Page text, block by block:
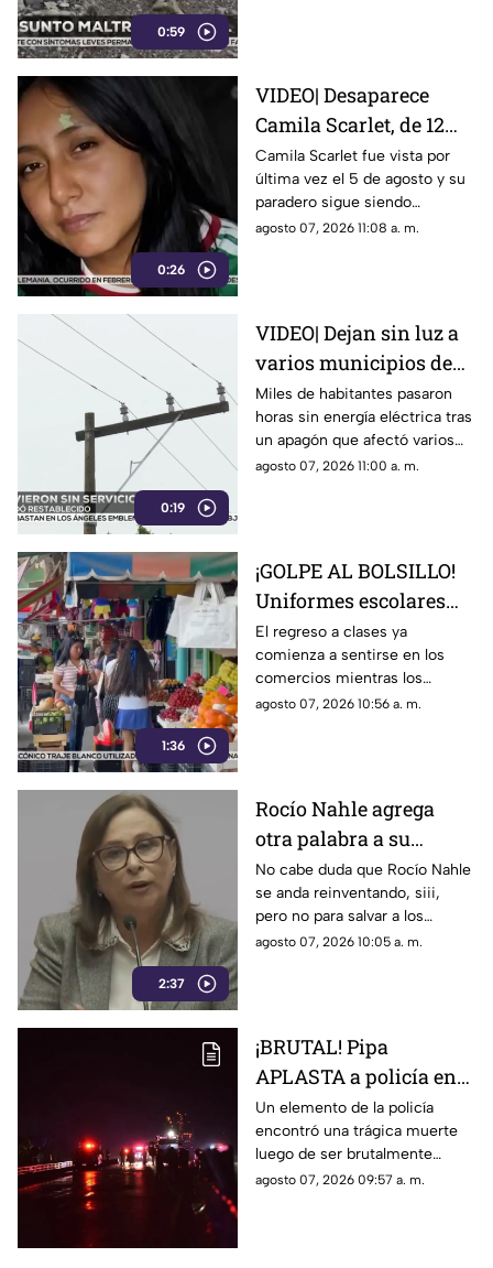
0:59
0:26
VIDEO| Desaparece
Camila Scarlet, de 12
años; activan búsqueda
urgente en Veracruz
Camila Scarlet fue vista por
última vez el 5 de agosto y su
paradero sigue siendo
desconocido. Autoridades
agosto 07, 2026 11:08 a. m.
0:19
VIDEO| Dejan sin luz a
varios municipios de
Veracruz; servicio fue
restablecido
Miles de habitantes pasaron
horas sin energía eléctrica tras
un apagón que afectó varios
municipios del sur de
agosto 07, 2026 11:00 a. m.
1:36
¡GOLPE AL BOLSILLO!
Uniformes escolares
suben de precio;
comerciantes esperan
salvar sus ventas con
el regreso a clases en
El regreso a clases ya
comienza a sentirse en los
comercios mientras los
precios de los uniformes
agosto 07, 2026 10:56 a. m.
2:37
Rocío Nahle agrega
otra palabra a su
vocabulario de escape;
además del 'NO SÉ' ya
estrenó el 'CUÁLES'
No cabe duda que Rocío Nahle
se anda reinventando, siii,
pero no para salvar a los
veracruzanos, sino para seguir
agosto 07, 2026 10:05 a. m.
¡BRUTAL! Pipa
APLASTA a policía en
autopista de Veracruz;
filtran FOTO del cuerpo
Un elemento de la policía
encontró una trágica muerte
luego de ser brutalmente
atropellado por un pipa de gas
agosto 07, 2026 09:57 a. m.